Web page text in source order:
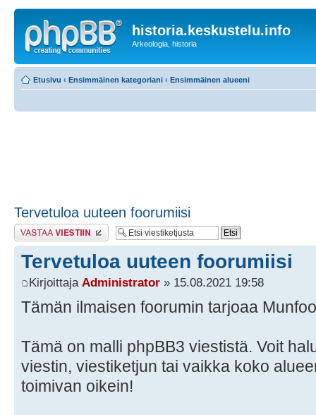
historia.keskustelu.info
Arkeologia, historia
Etusivu ‹ Ensimmäinen kategoriani ‹ Ensimmäinen alueeni
Tervetuloa uuteen foorumiisi
Lähetä vastaus
Tervetuloa uuteen foorumiisi
Kirjoittaja Administrator » 15.08.2021 19:58
Tämän ilmaisen foorumin tarjoaa
Tämä on malli phpBB3 viestistä. Voit
viestin, viestiketjun tai vaikka koko
toimivan oikein!